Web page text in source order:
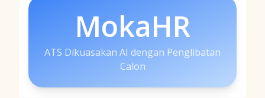
MokaHR
ATS Dikuasakan AI dengan Penglibatan
Calon